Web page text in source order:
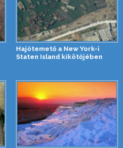
Hajótemető a New York-i
Staten Island kikötőjében